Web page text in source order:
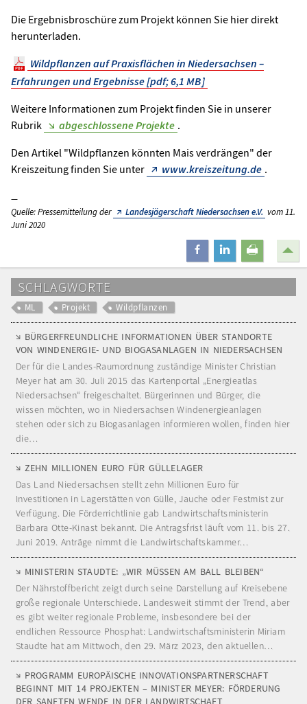
Die Ergebnisbroschüre zum Projekt können Sie hier direkt
herunterladen.
Wildpflanzen auf Praxisflächen in Niedersachsen –
Erfahrungen und Ergebnisse [pdf; 6,1 MB]
Weitere Informationen zum Projekt finden Sie in unserer
Rubrik
abgeschlossene Projekte .
Den Artikel "Wildpflanzen könnten Mais verdrängen" der
Kreiszeitung finden Sie unter
www.kreiszeitung.de .
Quelle: Pressemitteilung der Landesjägerschaft Niedersachsen e.V. vom 11.
Juni 2020
teilen mitteilendrucken
SCHLAGWORTE
ML Projekt Wildpflanzen
BÜRGERFREUNDLICHE INFORMATIONEN ÜBER STANDORTE
VON WINDENERGIE- UND BIOGASANLAGEN IN NIEDERSACHSEN
Der für die Landes-Raumordnung zuständige Minister Christian
Meyer hat am 30. Juli 2015 das Kartenportal „Energieatlas
Niedersachsen“ freigeschaltet. Bürgerinnen und Bürger, die
wissen möchten, wo in Niedersachsen Windenergieanlagen
stehen oder sich zu Biogasanlagen informieren wollen, finden hier
die…
ZEHN MILLIONEN EURO FÜR GÜLLELAGER
Das Land Niedersachsen stellt zehn Millionen Euro für
Investitionen in Lagerstätten von Gülle, Jauche oder Festmist zur
Verfügung. Die Förderrichtlinie gab Landwirtschaftsministerin
Barbara Otte-Kinast bekannt. Die Antragsfrist läuft vom 11. bis 27.
Juni 2019. Anträge nimmt die Landwirtschaftskammer…
MINISTERIN STAUDTE: „WIR MÜSSEN AM BALL BLEIBEN“
Der Nährstoffbericht zeigt durch seine Darstellung auf Kreisebene
große regionale Unterschiede. Landesweit stimmt der Trend, aber
es gibt weiter regionale Probleme, insbesondere bei der
endlichen Ressource Phosphat: Landwirtschaftsministerin Miriam
Staudte hat am Mittwoch, den 29. März 2023, den aktuellen…
PROGRAMM EUROPÄISCHE INNOVATIONSPARTNERSCHAFT
BEGINNT MIT 14 PROJEKTEN – MINISTER MEYER: FÖRDERUNG
DER SANFTEN WENDE IN DER LANDWIRTSCHAFT